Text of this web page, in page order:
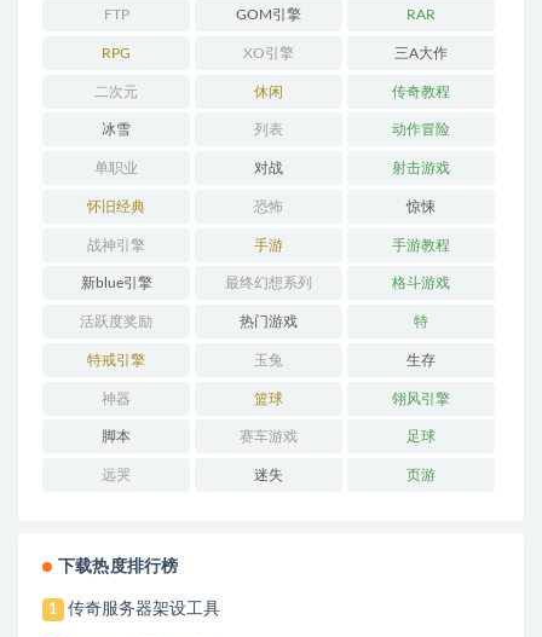
FTP GOM引擎 RAR
RPG XO引擎 三A大作
二次元 休闲 传奇教程
冰雪 列表 动作冒险
单职业 对战 射击游戏
怀旧经典 恐怖 惊悚
战神引擎 手游 手游教程
新blue引擎 最终幻想系列 格斗游戏
活跃度奖励 热门游戏 特
特戒引擎 玉兔 生存
神器 篮球 翎风引擎
脚本 赛车游戏 足球
远哭 迷失 页游
下载热度排行榜
1 传奇服务器架设工具